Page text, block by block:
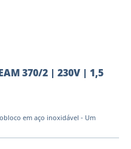
370/2 | 230V | 1,5
em aço inoxidável - Um